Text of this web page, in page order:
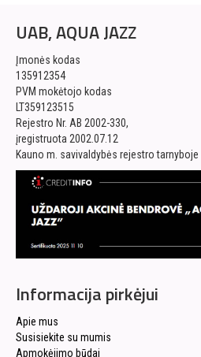
UAB, AQUA JAZZ
Įmonės kodas
135912354
PVM mokėtojo kodas
LT359123515
Rejestro Nr. AB 2002-330,
įregistruota 2002.07.12
Kauno m. savivaldybės rejestro tarnyboje
Informacija pirkėjui
Apie mus
Susisiekite su mumis
Apmokėjimo būdai